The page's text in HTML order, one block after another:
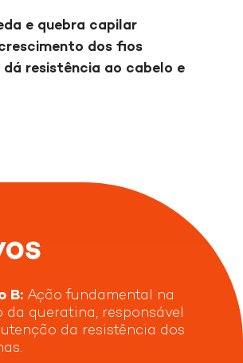
e quebra capilar
dos fios
resistência ao cabelo e
DE COMPRA
técnicas
do Produto
B: Ação fundamental na
da queratina, responsável
da resistência dos